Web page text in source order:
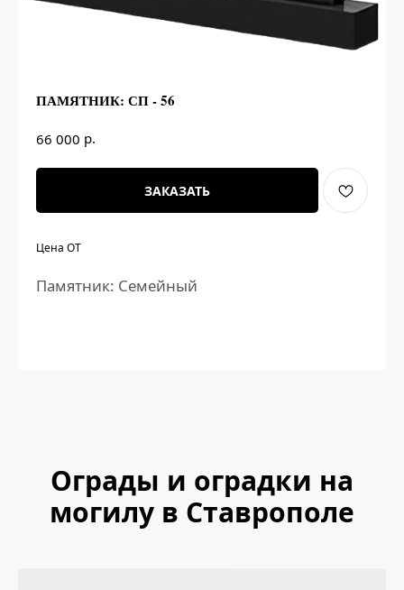
ПАМЯТНИК: СП - 56
66 000 р.
ЗАКАЗАТЬ
Цена ОТ
Памятник: Семейный
Ограды и оградки на
могилу в Ставрополе